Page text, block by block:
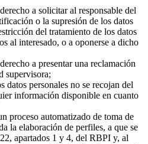
a solicitar al responsable del
o la supresión de los datos
del tratamiento de los datos
al interesado, o a oponerse a dicho
a presentar una reclamación
supervisora;
datos personales no se recojan del
información disponible en cuanto
proceso automatizado de toma de
la elaboración de perfiles, a que se
apartados 1 y 4, del RBPI y, al